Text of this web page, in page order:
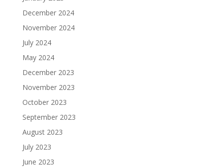
December 2024
November 2024
July 2024
May 2024
December 2023
November 2023
October 2023
September 2023
August 2023
July 2023
June 2023